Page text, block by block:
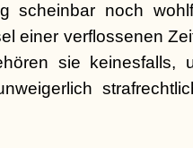
scheinbar noch
einer verflossenen
sie keinesfalls,